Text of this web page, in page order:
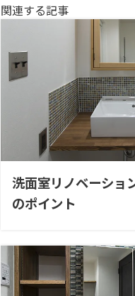
関連する記事
洗面室リノベーショ
のポイント